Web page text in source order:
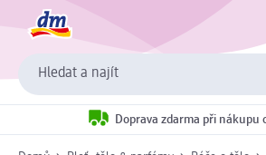
Hledat a najít
Doprava zdarma při nákupu